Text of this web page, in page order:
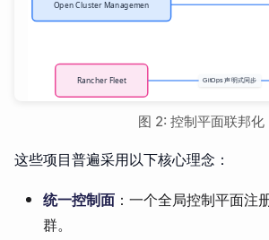
图 2: 控制平面联邦化
这些项目普遍采用以下核心理念：
统一控制面 ：一个全局控制平面注
群。